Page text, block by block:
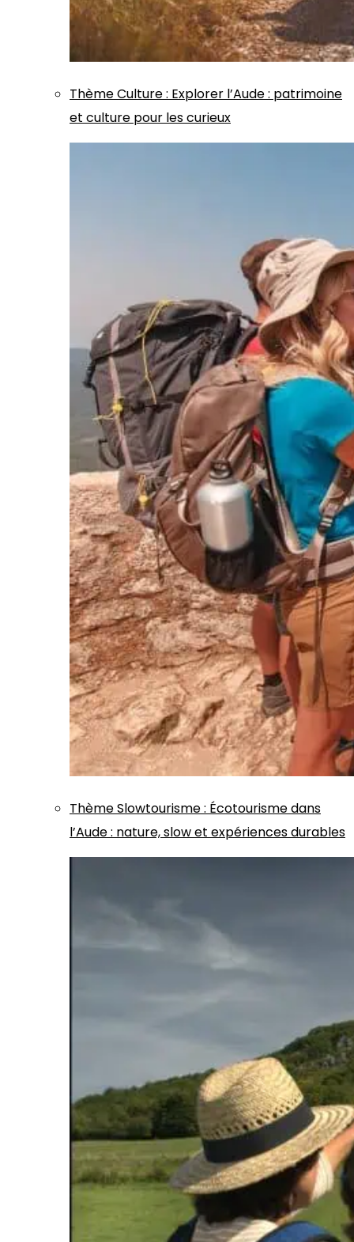
ThèmeCulture: Explorer l’Aude : patrimoine
et culture pour les curieux
ThèmeSlowtourisme: Écotourisme dans
l’Aude : nature, slow et expériences durables